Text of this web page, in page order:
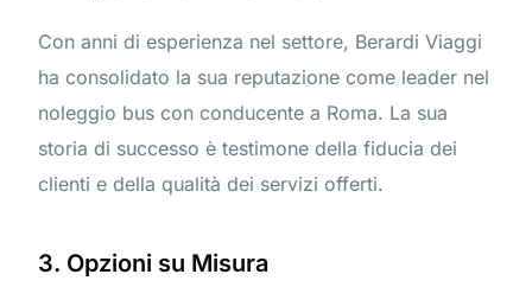
Con anni di esperienza nel settore, Berardi Viaggi
ha consolidato la sua reputazione come leader nel
noleggio bus con conducente a Roma. La sua
storia di successo è testimone della fiducia dei
clienti e della qualità dei servizi offerti.
3. Opzioni su Misura